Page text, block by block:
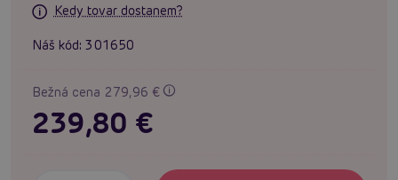
Kedy tovar dostanem?
Náš kód: 301650
Bežná cena 279,96 €
239,80 €